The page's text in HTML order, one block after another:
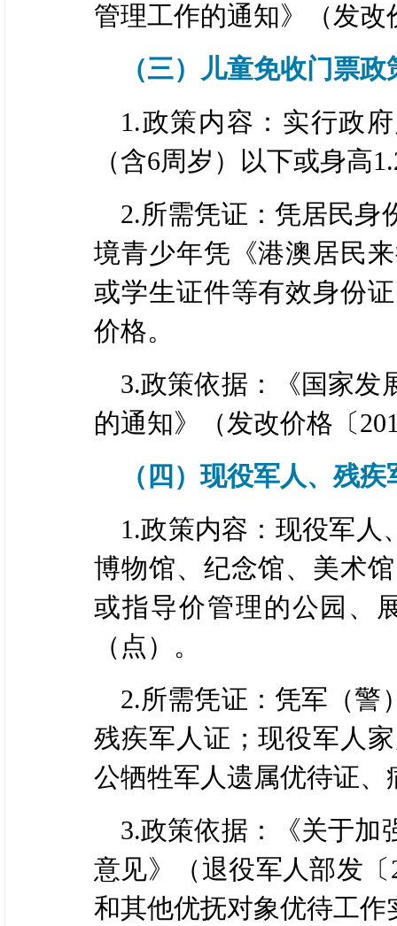
管理工作的通知》（发改
（三）儿童免收门票政
1.政策内容：实行政
（含6周岁）以下或身高
2.所需凭证：凭居民身
境青少年凭《港澳居民
或学生证件等有效身份
价格。
3.政策依据：《国家发
的通知》（发改价格〔
（四）现役军人、残
1.政策内容：现役军人
博物馆、纪念馆、美术
或指导价管理的公园、
（点）。
2.所需凭证：凭军（警
残疾军人证；现役军人
公牺牲军人遗属优待证
3.政策依据：《关于加
意见》（退役军人部发
和其他优抚对象优待工